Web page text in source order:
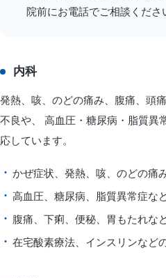
院前にお電話でご相談くださ
内科
発熱、咳、のどの痛み、腹痛、頭
不良や、 高血圧・糖尿病・脂質異
応しています。
かぜ症状、発熱、咳、のどの痛
高血圧、糖尿病、脂質異常症な
腹痛、下痢、便秘、胃もたれな
在宅酸素療法、インスリンなど